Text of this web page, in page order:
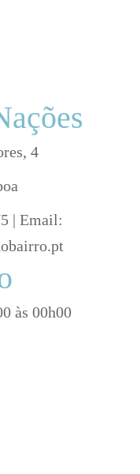
4
| Email:
às 00h00